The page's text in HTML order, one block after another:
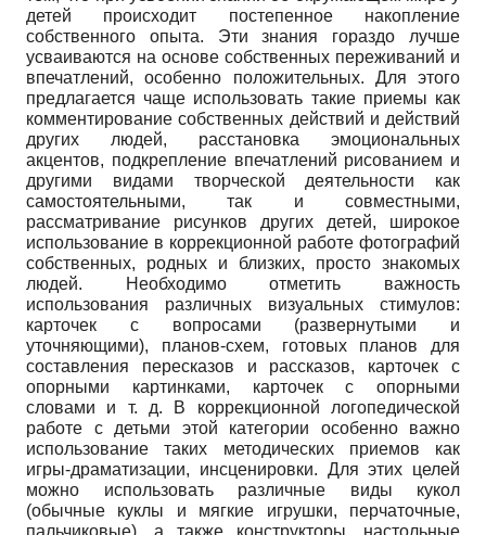
детей происходит постепенное накопление
собственного опыта. Эти знания гораздо лучше
усваиваются на основе собственных переживаний и
впечатлений, особенно положительных. Для этого
предлагается чаще использовать такие приемы как
комментирование собственных действий и действий
других людей, расстановка эмоциональных
акцентов, подкрепление впечатлений рисованием и
другими видами творческой деятельности как
самостоятельными, так и совместными,
рассматривание рисунков других детей, широкое
использование в коррекционной работе фотографий
собственных, родных и близких, просто знакомых
людей. Необходимо отметить важность
использования различных визуальных стимулов:
карточек с вопросами (развернутыми и
уточняющими), планов-схем, готовых планов для
составления пересказов и рассказов, карточек с
опорными картинками, карточек с опорными
словами и т. д. В коррекционной логопедической
работе с детьми этой категории особенно важно
использование таких методических приемов как
игры-драматизации, инсценировки. Для этих целей
можно использовать различные виды кукол
(обычные куклы и мягкие игрушки, перчаточные,
пальчиковые), а также конструкторы, настольные